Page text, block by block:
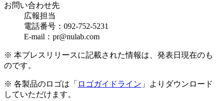
お問い合わせ先
広報担当
電話番号：092-752-5231
E-mail：pr@nulab.com
※ 本プレスリリースに記載された情報は、発表日現在のも
のです。
※ 各製品のロゴは「 ロゴガイドライン 」よりダウンロード
していただけます。